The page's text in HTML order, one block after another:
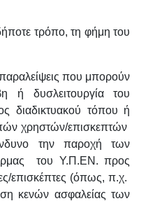
τρόπο, τη φήμη του
που μπορούν
ή δυσλειτουργία του
διαδικτυακού τόπου ή
χρηστών/επισκεπτών
την παροχή των
του Υ.Π.ΕΝ. προς
επισκέπτες (όπως, π.χ.
κενών ασφαλείας των